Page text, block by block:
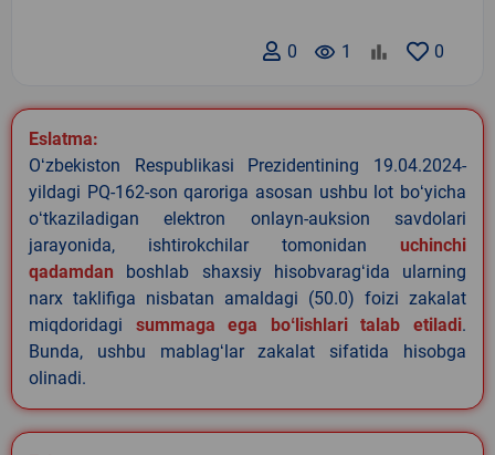
0
remove_red_eye 1
0
Eslatma:
Oʻzbekiston Respublikasi Prezidentining 19.04.2024-
yildagi PQ-162-son qaroriga asosan ushbu lot boʻyicha
oʻtkaziladigan elektron onlayn-auksion savdolari
jarayonida, ishtirokchilar tomonidan uchinchi
qadamdan boshlab shaxsiy hisobvaragʻida ularning
narx taklifiga nisbatan amaldagi (50.0) foizi zakalat
miqdoridagi summaga ega boʻlishlari talab etiladi.
Bunda, ushbu mablagʻlar zakalat sifatida hisobga
olinadi.